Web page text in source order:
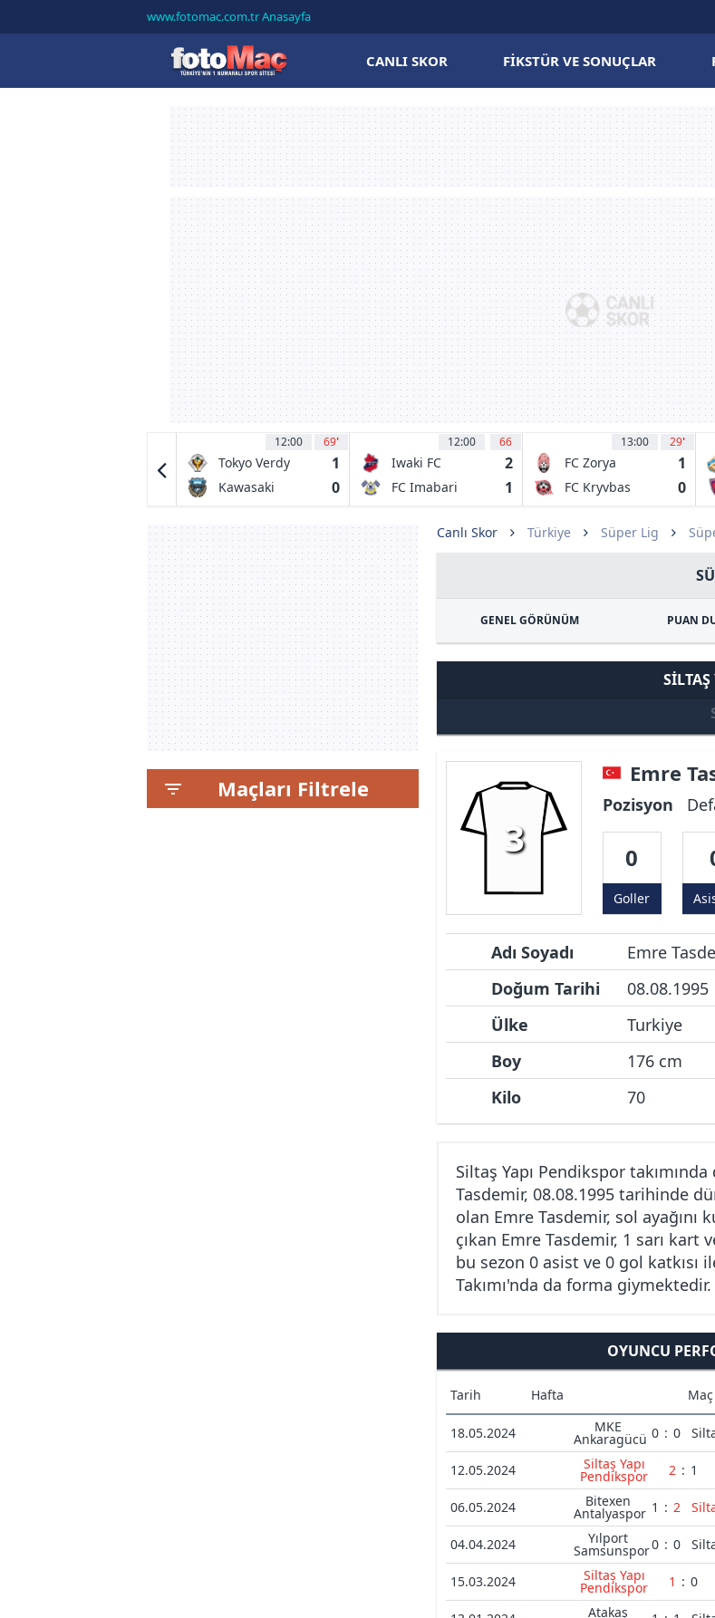
www.fotomac.com.tr Anasayfa
CANLI SKOR FIKSTÜR VE SONUÇLAR
0
12:00 69'
Tokyo Verdy 1
Kawasaki
0
12:00 66
Iwaki FC 2
FC Imabari 1
13:00 29'
FC Zorya
Luhansk
1
FC Kryvbas
0
Maçları Filtrele
Canlı Skor Türkiye Süper Lig
GENEL GÖRÜNÜM PUAN
3
Emre
Pozisyon
0
Goller
Adı Soyadı
Emre
Doğum Tarihi
08.08.1995
Ülke
Turkiye
Boy
176 cm
Kilo
70
Siltaş Yapı Pendikspor
Tasdemir, 08.08.1995 tarihinde
olan Emre Tasdemir, sol ayağını
çıkan Emre Tasdemir, 1 sarı kart
bu sezon 0 asist ve 0 gol katkısı
Takımı'nda da forma giymektedir.
OYUNCU
Tarih Hafta Maç
18.05.2024 MKE
Ankaragücü 0 : 0
12.05.2024 Siltaş Yapı
Pendikspor 2 : 1
06.05.2024 Bitexen
Antalyaspor 1 : 2
04.04.2024 Yılport
Samsunspor0 : 0
15.03.2024 Siltaş Yapı
Pendikspor 1 : 0
Atakaş